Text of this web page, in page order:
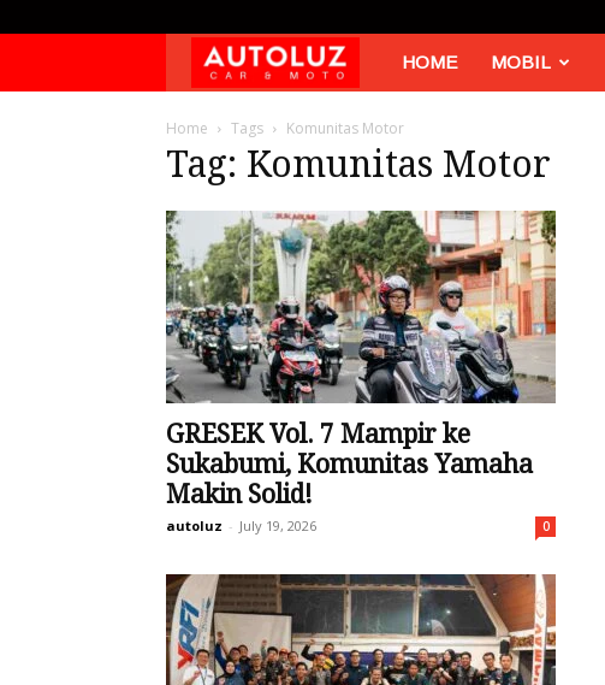
Autoluz
HOME MOBIL
Home Tags Komunitas Motor
Tag: Komunitas Motor
GRESEK Vol. 7 Mampir ke
Sukabumi, Komunitas Yamaha
Makin Solid!
autoluz - July 19, 2026 0